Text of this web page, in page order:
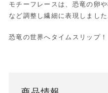
モチーフレースは、恐竜の卵
など調整し繊細に表現しました
恐竜の世界へタイムスリップ！